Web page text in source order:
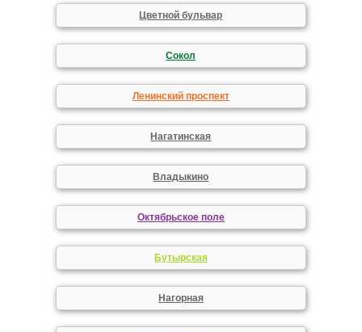
Цветной бульвар
Сокол
Ленинский проспект
Нагатинская
Владыкино
Октябрьское поле
Бутырская
Нагорная